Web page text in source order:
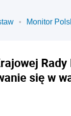
Monitor
się w